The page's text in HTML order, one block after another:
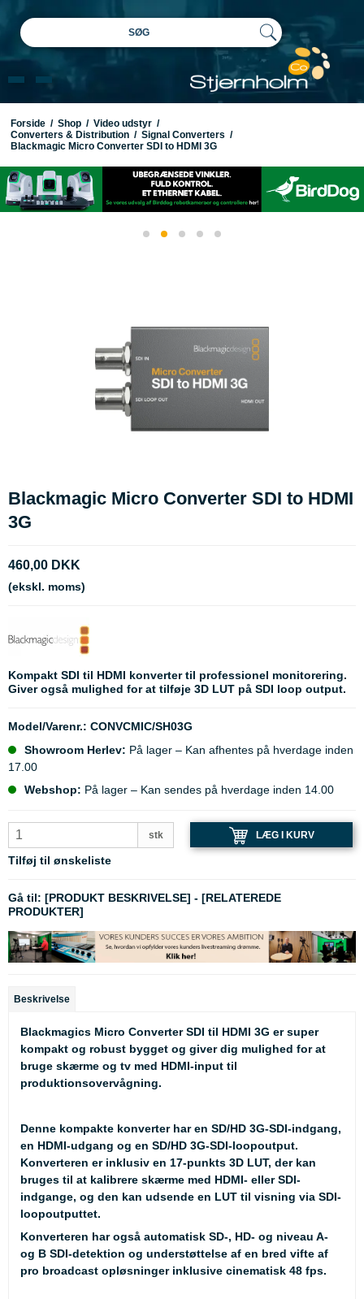
SØG
Forside / Shop / Video udstyr /
Converters & Distribution / Signal Converters /
Blackmagic Micro Converter SDI to HDMI 3G
Blackmagic Micro Converter SDI to HDMI
3G
460,00 DKK
(ekskl. moms)
Kompakt SDI til HDMI konverter til professionel monitorering.
Giver også mulighed for at tilføje 3D LUT på SDI loop output.
Model/Varenr.: CONVCMIC/SH03G
Showroom Herlev: På lager – Kan afhentes på hverdage inden
17.00
Webshop: På lager – Kan sendes på hverdage inden 14.00
stk LÆG I KURV
Tilføj til ønskeliste
Gå til: [PRODUKT BESKRIVELSE] - [RELATEREDE
PRODUKTER]
Beskrivelse
Blackmagics Micro Converter SDI til HDMI 3G er super
kompakt og robust bygget og giver dig mulighed for at
bruge skærme og tv med HDMI-input til
produktionsovervågning.
Denne kompakte konverter har en SD/HD 3G-SDI-indgang,
en HDMI-udgang og en SD/HD 3G-SDI-loopoutput.
Konverteren er inklusiv en 17-punkts 3D LUT, der kan
bruges til at kalibrere skærme med HDMI- eller SDI-
indgange, og den kan udsende en LUT til visning via SDI-
loopoutputtet.
Konverteren har også automatisk SD-, HD- og niveau A-
og B SDI-detektion og understøttelse af en bred vifte af
pro broadcast opløsninger inklusive cinematisk 48 fps.